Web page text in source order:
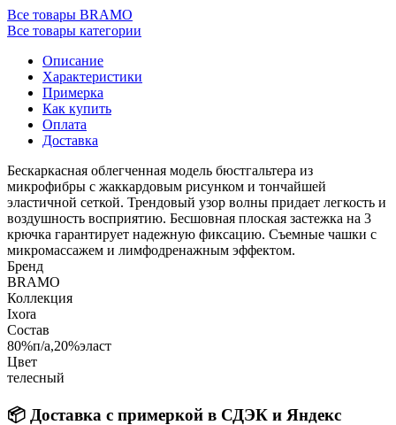
Все товары BRAMO
Все товары категории
Описание
Характеристики
Примерка
Как купить
Оплата
Доставка
Бескаркасная облегченная модель бюстгальтера из
микрофибры с жаккардовым рисунком и тончайшей
эластичной сеткой. Трендовый узор волны придает легкость и
воздушность восприятию. Бесшовная плоская застежка на 3
крючка гарантирует надежную фиксацию. Съемные чашки с
микромассажем и лимфодренажным эффектом.
Бренд
BRAMO
Коллекция
Ixora
Состав
80%п/а,20%эласт
Цвет
телесный
📦 Доставка с примеркой в СДЭК и Яндекс